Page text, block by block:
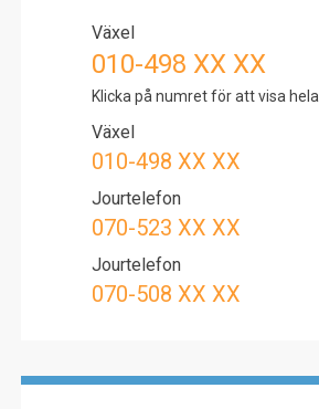
Växel
010-498 XX XX
Klicka på numret för att visa hela
Växel
010-498 XX XX
Jourtelefon
070-523 XX XX
Jourtelefon
070-508 XX XX